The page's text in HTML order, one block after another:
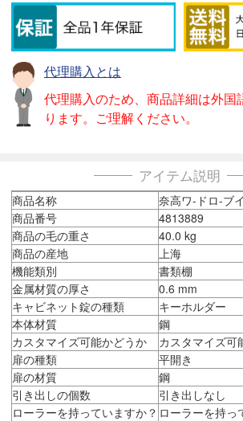
代理購入とは
代理購入のため、商品詳細は外国
ります。ご理解ください。
アイテム説明
商品名称
奈高ワ-ドロ-ブイ
商品番号
4813889
商品の毛の重さ
40.0 kg
商品の産地
上海
機能類別
書類棚
金属材質の厚さ
0.6 mm
キャビネット錠の種類
キーホルダー
本体材質
鋼
カスタマイズ可能かどうか
カスタマイズ可
扉の種類
平開き
扉の材質
鋼
引き出しの個数
引き出しなし
ローラーを持っていますか？ ローラーを持っ